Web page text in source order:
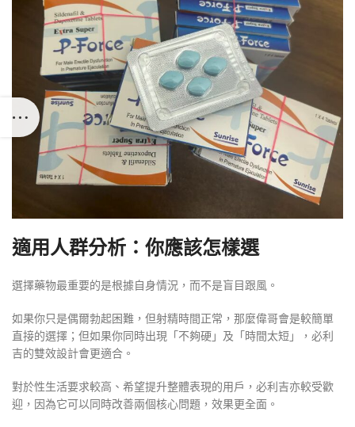
適用人群分析：你應該怎樣選
選擇藥物最重要的是根據自身情況，而不是盲目跟風。
如果你只是偶爾勃起困難，但射精時間正常，那麼偉哥會是較簡單
直接的選擇；但如果你同時出現「不夠硬」及「時間太短」，必利
吉的雙效設計會更適合。
對於性生活要求較高、希望提升整體表現的用戶，必利吉亦較受歡
迎，因為它可以同時改善兩個核心問題，效果更全面。